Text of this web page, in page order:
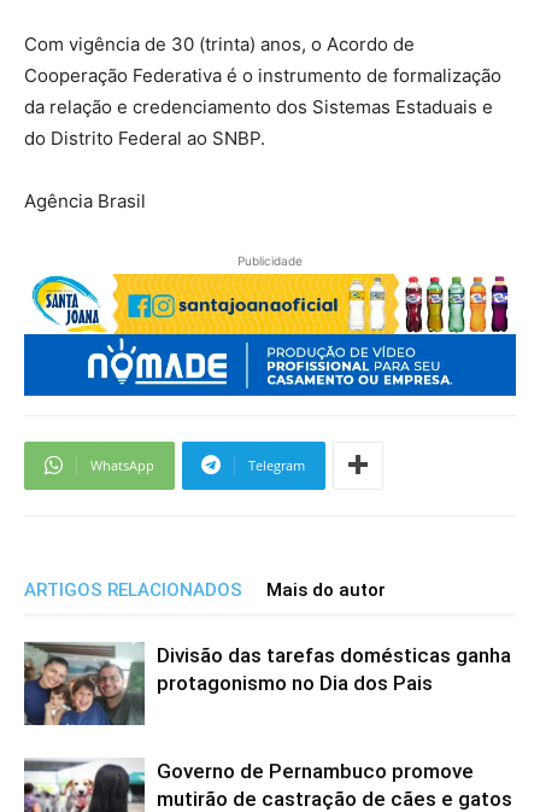
Com vigência de 30 (trinta) anos, o Acordo de
Cooperação Federativa é o instrumento de formalização
da relação e credenciamento dos Sistemas Estaduais e
do Distrito Federal ao SNBP.
Agência Brasil
Publicidade
WhatsApp Telegram
ARTIGOS RELACIONADOS Mais do autor
Divisão das tarefas domésticas ganha
protagonismo no Dia dos Pais
Governo de Pernambuco promove
mutirão de castração de cães e gatos